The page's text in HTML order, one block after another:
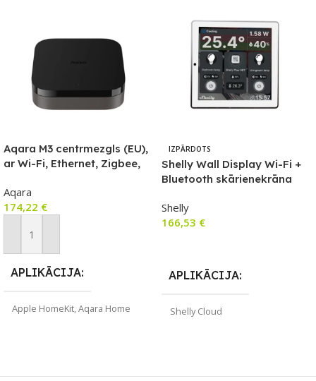
Aqara M3 centrmezgls (EU),
ar Wi-Fi, Ethernet, Zigbee,
atbalstu
Aqara
174,22 €
Pievienot Grozam
APLIKĀCIJA
Apple HomeKit,Aqara Home
IZPĀRDOTS
Shelly Wall Display Wi-Fi +
Bluetooth skārienekrāna
panelis (balts)
Shelly
166,53 €
APLIKĀCIJA
Shelly Cloud